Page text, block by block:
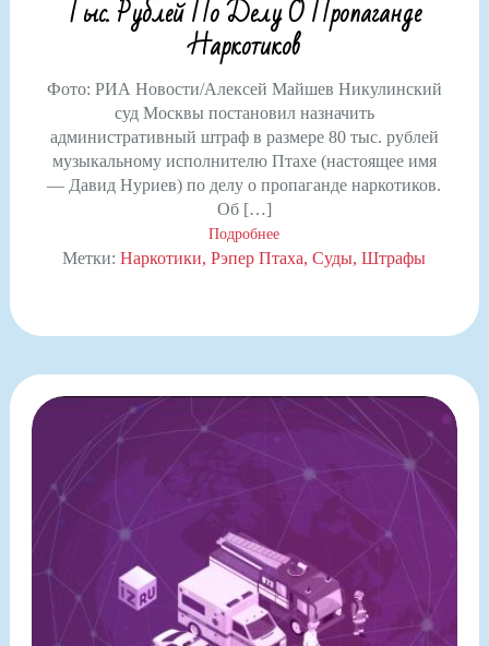
Тыс. Рублей По Делу О Пропаганде
Наркотиков
Фото: РИА Новости/Алексей Майшев Никулинский
суд Москвы постановил назначить
административный штраф в размере 80 тыс. рублей
музыкальному исполнителю Птахе (настоящее имя
— Давид Нуриев) по делу о пропаганде наркотиков.
Об […]
Подробнее
Метки:Наркотики Рэпер Птаха Суды Штрафы